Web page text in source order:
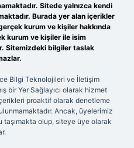
Sitede yalnızca kendi
Burada yer alan içerikler
kurum ve kişiler hakkında
kurum ve kişiler ile isim
Sitemizdeki bilgiler taslak
Bilgi Teknolojileri ve İletişim
bir Yer Sağlayıcı olarak hizmet
proaktif olarak denetleme
Ancak, üyelerimiz
taşımakta olup, siteye üye olarak